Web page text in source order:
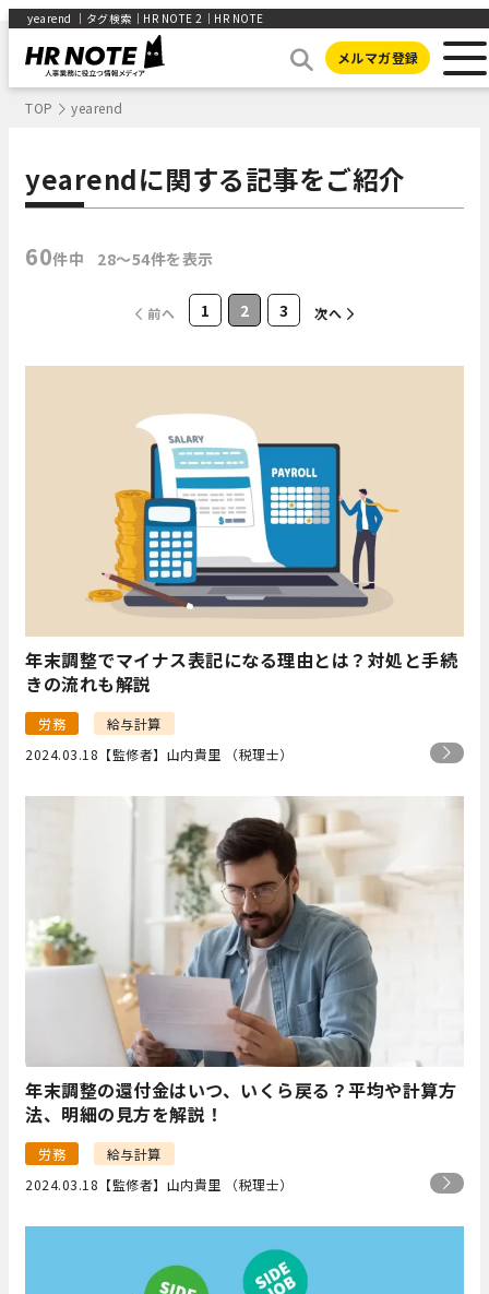
yearend ｜タグ検索｜HR NOTE 2｜HR NOTE
メルマガ登録
TOP yearend
yearendに関する記事をご紹介
60件中 28〜54件を表示
前へ 1 2 3 次へ
年末調整でマイナス表記になる理由とは？対処と手続
きの流れも解説
労務
給与計算
2024.03.18 【監修者】山内貴里 （税理士）
年末調整の還付金はいつ、いくら戻る？平均や計算方
法、明細の見方を解説！
労務
給与計算
2024.03.18 【監修者】山内貴里 （税理士）